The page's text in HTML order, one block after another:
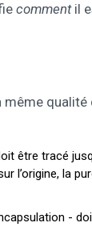
commentil
qualité
être tracé
l’origine, la
-